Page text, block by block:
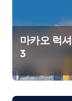
마카오 럭
3